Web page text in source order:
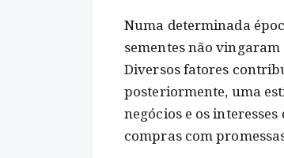
Numa determinada
sementes não
Diversos fatores
posteriormente, uma
negócios e os
compras com